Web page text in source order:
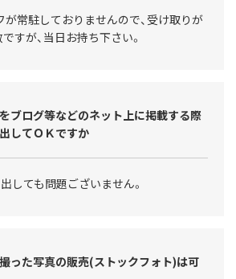
常駐しておりませんので、受け取りが
すが、当日お持ち下さい。
ブログ等などのネット上に掲載する際
してＯＫですか
しても問題ございません。
った写真の販売(ストックフォト)は可